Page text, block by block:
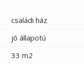
családi ház
jó állapotú
33 m2